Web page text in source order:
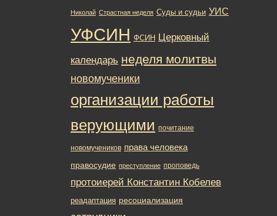
Николай Страстная неделя Суды и судьи УИС
УФСИН ФСИН Церковный
календарь неделя молитвы
новомученики
организации работы
верующими почитание
новомучеников права человека
правосудие преступление проповедь
протоиерей Константин Кобелев
реадаптация ресоциализация